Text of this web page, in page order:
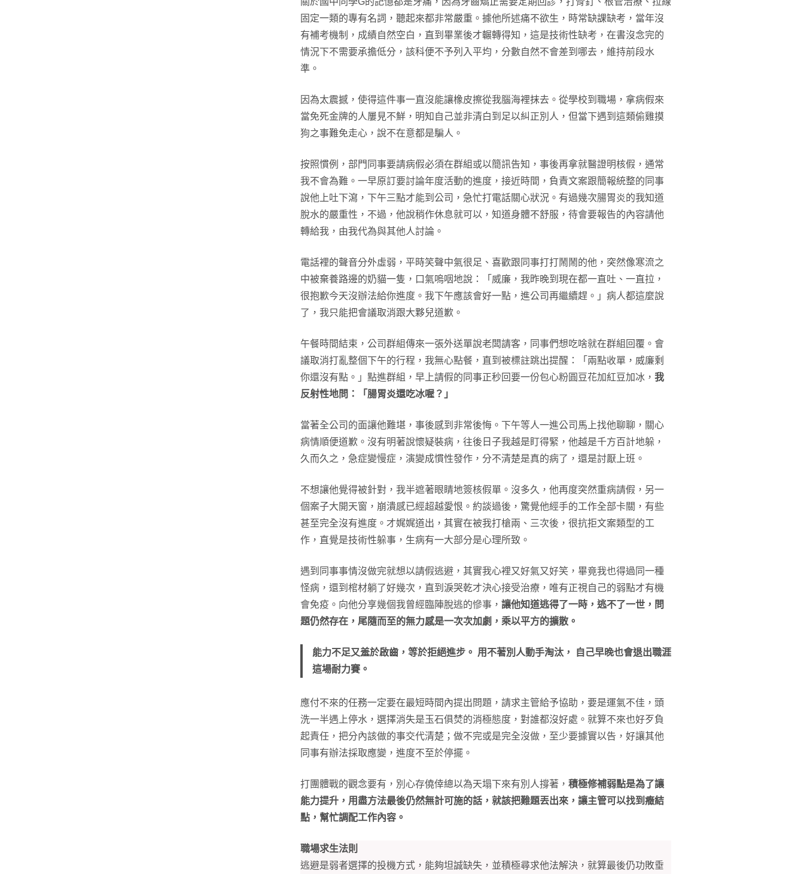
固定一類的專有名詞，聽起來都非常嚴重。據他所述痛不欲生，時常缺課缺考，當年沒
有補考機制，成績自然空白，直到畢業後才輾轉得知，這是技術性缺考，在書沒念完的
情況下不需要承擔低分，該科便不予列入平均，分數自然不會差到哪去，維持前段水
準。
因為太震撼，使得這件事一直沒能讓橡皮擦從我腦海裡抹去。從學校到職場，拿病假來
當免死金牌的人屢見不鮮，明知自己並非清白到足以糾正別人，但當下遇到這類偷雞摸
狗之事難免走心，說不在意都是騙人。
按照慣例，部門同事要請病假必須在群組或以簡訊告知，事後再拿就醫證明核假，通常
我不會為難。一早原訂要討論年度活動的進度，接近時間，負責文案跟簡報統整的同事
說他上吐下瀉，下午三點才能到公司，急忙打電話關心狀況。有過幾次腸胃炎的我知道
脫水的嚴重性，不過，他說稍作休息就可以，知道身體不舒服，待會要報告的內容請他
轉給我，由我代為與其他人討論。
電話裡的聲音分外虛弱，平時笑聲中氣很足、喜歡跟同事打打鬧鬧的他，突然像寒流之
中被棄養路邊的奶貓一隻，口氣嗚咽地說：「威廉，我昨晚到現在都一直吐、一直拉，
很抱歉今天沒辦法給你進度。我下午應該會好一點，進公司再繼續趕。」病人都這麼說
了，我只能把會議取消跟大夥兒道歉。
午餐時間結束，公司群組傳來一張外送單說老闆請客，同事們想吃啥就在群組回覆。會
議取消打亂整個下午的行程，我無心點餐，直到被標註跳出提醒：「兩點收單，威廉剩
你還沒有點。」點進群組，早上請假的同事正秒回要一份包心粉圓豆花加紅豆加冰， 我
反射性地問：「腸胃炎還吃冰喔？」
當著全公司的面讓他難堪，事後感到非常後悔。下午等人一進公司馬上找他聊聊，關心
病情順便道歉。沒有明著說懷疑裝病，往後日子我越是盯得緊，他越是千方百計地躲，
久而久之，急症變慢症，演變成慣性發作，分不清楚是真的病了，還是討厭上班。
不想讓他覺得被針對，我半遮著眼睛地簽核假單。沒多久，他再度突然重病請假，另一
個案子大開天窗，崩潰感已經超越愛恨。約談過後，驚覺他經手的工作全部卡關，有些
甚至完全沒有進度。才娓娓道出，其實在被我打槍兩、三次後，很抗拒文案類型的工
作，直覺是技術性躲事，生病有一大部分是心理所致。
遇到同事事情沒做完就想以請假逃避，其實我心裡又好氣又好笑，畢竟我也得過同一種
怪病，還到棺材躺了好幾次，直到淚哭乾才決心接受治療，唯有正視自己的弱點才有機
會免疫。向他分享幾個我曾經臨陣脫逃的慘事， 讓他知道逃得了一時，逃不了一世，問
題仍然存在，尾隨而至的無力感是一次次加劇，乘以平方的擴散。
能力不足又羞於啟齒，等於拒絕進步。 用不著別人動手淘汰， 自己早晚也會退出職涯
這場耐力賽。
應付不來的任務一定要在最短時間內提出問題，請求主管給予協助，要是運氣不佳，頭
洗一半遇上停水，選擇消失是玉石俱焚的消極態度，對誰都沒好處。就算不來也好歹負
起責任，把分內該做的事交代清楚；做不完或是完全沒做，至少要據實以告，好讓其他
同事有辦法採取應變，進度不至於停擺。
打團體戰的觀念要有，別心存僥倖總以為天塌下來有別人撐著， 積極修補弱點是為了讓
能力提升，用盡方法最後仍然無計可施的話，就該把難題丟出來，讓主管可以找到癥結
點，幫忙調配工作內容。
職場求生法則
逃避是弱者選擇的投機方式，能夠坦誠缺失，並積極尋求他法解決，就算最後仍功敗垂